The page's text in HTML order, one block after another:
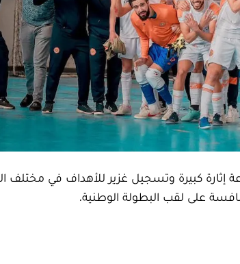
داخل القاعة إثارة كبيرة وتسجيل غزير للأهداف في
على لقب البطولة الوطنية.